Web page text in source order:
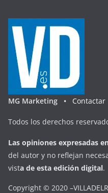
MG Marketing • Contactar
Todos los derechos
Las opiniones expresadas
del autor y no reflejan
vista de esta edición digital.
Copyright © 2020